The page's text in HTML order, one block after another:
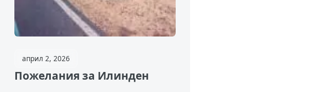
април 2, 2026
Пожелания за Илинден